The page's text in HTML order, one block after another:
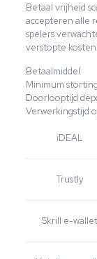
Betaal vrijheid
accepteren alle
spelers
verstopte kosten
Betaalmiddel
Minimum storting
Doorlooptijd
Verwerkingstijd
iDEAL
Trustly
Skrill e-wallet